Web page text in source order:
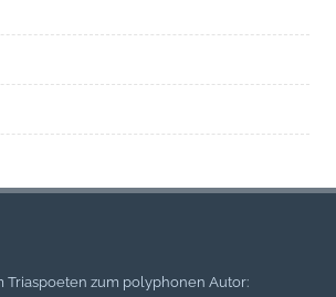
Triaspoeten zum polyphonen Autor: